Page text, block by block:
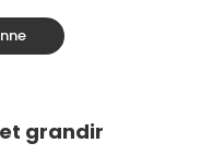
grandir